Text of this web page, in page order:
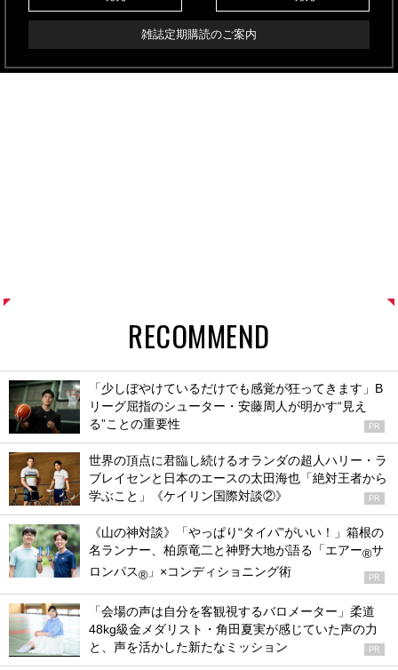
雑誌定期購読のご案内
RECOMMEND
「少しぼやけているだけでも感覚が狂ってきます」B
リーグ屈指のシューター・安藤周人が明かす“見え
る”ことの重要性
PR
世界の頂点に君臨し続けるオランダの超人ハリー・ラ
ブレイセンと日本のエースの太田海也「絶対王者から
学ぶこと」《ケイリン国際対談②》
PR
《山の神対談》「やっぱり“タイパ”がいい！」箱根の
名ランナー、柏原竜二と神野大地が語る「エアー®サ
ロンパス® 」×コンディショニング術 PR
「会場の声は自分を客観視するバロメーター」柔道
48kg級金メダリスト・角田夏実が感じていた声の力
と、声を活かした新たなミッション
PR